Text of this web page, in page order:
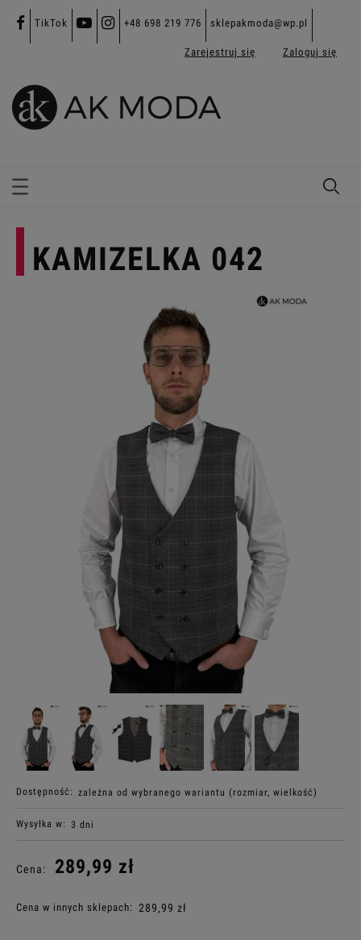
TikTok +48 698 219 776 sklepakmoda@wp.pl
Zarejestruj się Zaloguj się
KAMIZELKA 042
Dostępność: zależna od wybranego wariantu (rozmiar, wielkość)
Wysyłka w: 3 dni
Cena: 289,99 zł
Cena w innych sklepach: 289,99 zł